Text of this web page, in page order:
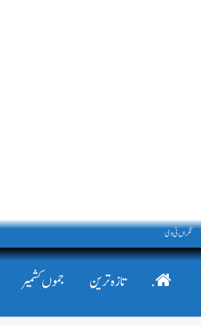
نگراں ٹی وی
. تازہ ترین جموں کشمیر